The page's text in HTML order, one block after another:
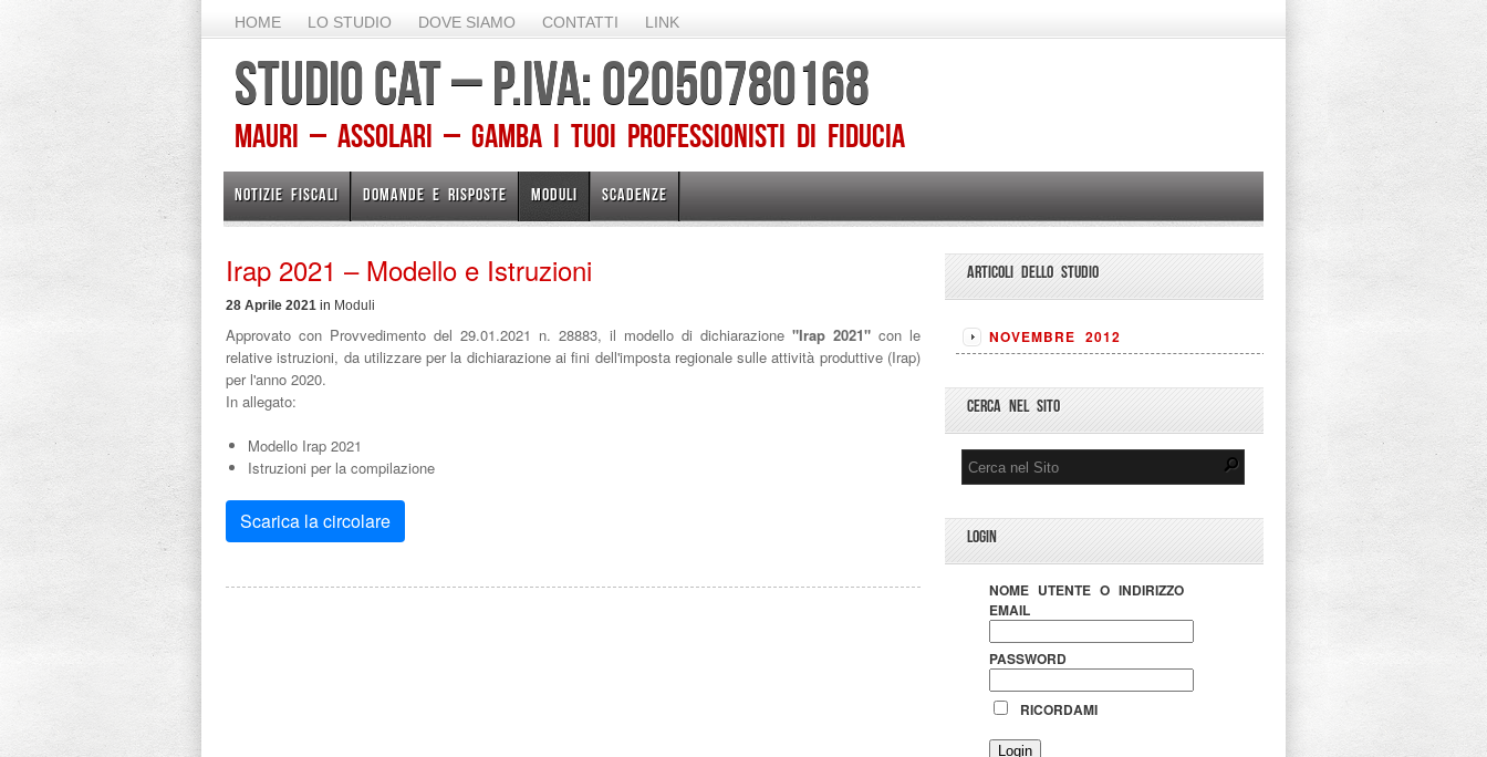
HOME LO STUDIO DOVE SIAMO CONTATTI LINK
STUDIO CAT – P.IVA: 02050780168
Mauri – Assolari – Gamba I TUOI PROFESSIONISTI DI FIDUCIA
NOTIZIE FISCALI DOMANDE E RISPOSTE MODULI SCADENZE
Irap 2021 – Modello e Istruzioni
28 Aprile 2021 in Moduli
Approvato con Provvedimento del 29.01.2021 n. 28883, il modello di dichiarazione "Irap 2021" con le
relative istruzioni, da utilizzare per la dichiarazione ai fini dell'imposta regionale sulle attività produttive (Irap)
per l'anno 2020.
In allegato:
Modello Irap 2021
Istruzioni per la compilazione
Scarica la circolare
ARTICOLI DELLO STUDIO
NOVEMBRE 2012
CERCA NEL SITO
LOGIN
NOME UTENTE O INDIRIZZO
EMAIL
PASSWORD
RICORDAMI